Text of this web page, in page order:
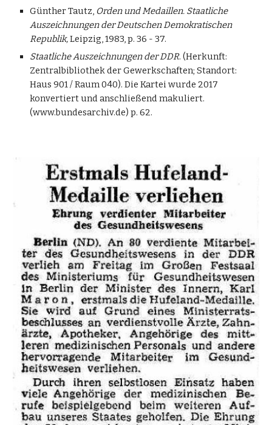
Günther Tautz, Orden und Medaillen. Staatliche
Auszeichnungen der Deutschen Demokratischen
Republik,Leipzig, 1983, p. 36 - 37.
Staatliche Auszeichnungen der DDR. (Herkunft:
Zentralbibliothek der Gewerkschaften; Standort:
Haus 901 / Raum 040). Die Kartei wurde 2017
konvertiert und anschließend makuliert.
(www.bundesarchiv.de) p. 62.